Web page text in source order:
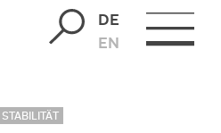
DE
EN
STABILITÄT